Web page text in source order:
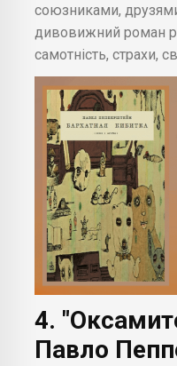
союзниками,
дивовижний роман
самотність, страхи,
4.
Павло